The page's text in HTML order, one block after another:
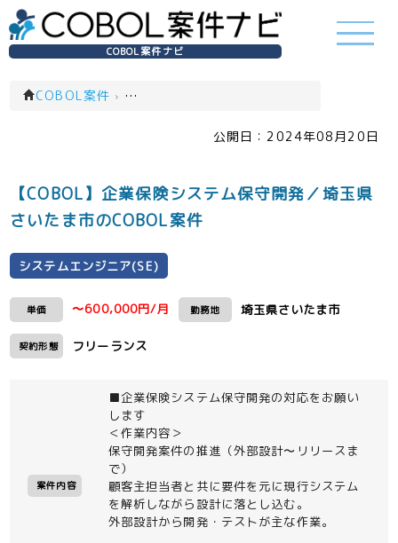
COBOL案件ナビ
COBOL案件 › システムエンジニア(SE)(一覧)
公開日： 2024年08月20日
【COBOL】企業保険システム保守開発／埼玉県
さいたま市のCOBOL案件
システムエンジニア(SE)
単価 〜600,000円/月 勤務地 埼玉県さいたま市
契約形態 フリーランス
案件内容
■企業保険システム保守開発の対応をお願い
します
＜作業内容＞
保守開発案件の推進（外部設計〜リリースま
で）
顧客主担当者と共に要件を元に現行システム
を解析しながら設計に落とし込む。
外部設計から開発・テストが主な作業。